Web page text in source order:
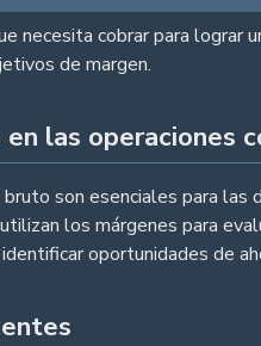
necesita cobrar para
de margen.
las operaciones
son esenciales para las
los márgenes para
oportunidades de